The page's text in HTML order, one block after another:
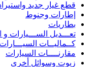
قطع غيار جديد
إطارات وجنوط
بطاريات
تعـــديل الســـيارات
كــماليــات
مقارنــــات السيارات
زيوت وسوائل أخرى